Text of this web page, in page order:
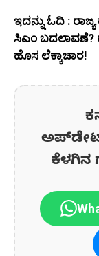
ಇದನ್ನು ಓದಿ :
ಸಿಎಂ ಬದಲಾವಣೆ?
ಹೊಸ ಲೆಕ್ಕಾಚಾರ!
ಕೆಳಗಿನ